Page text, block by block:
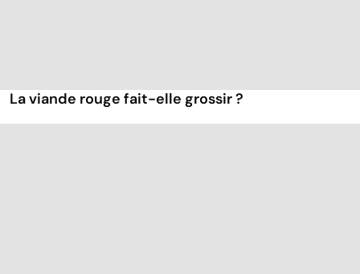
La viande rouge fait-elle grossir ?